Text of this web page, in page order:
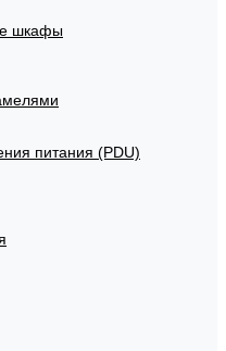
шкафы
питания (PDU)